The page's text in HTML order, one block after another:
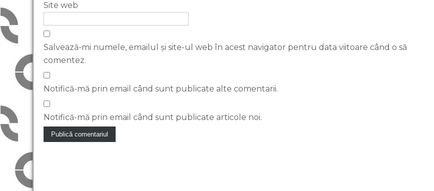
Site web
Salvează-mi numele, emailul și site-ul web în acest navigator pentru data viitoare când o să
comentez.
Notifică-mă prin email când sunt publicate alte comentarii.
Notifică-mă prin email când sunt publicate articole noi.